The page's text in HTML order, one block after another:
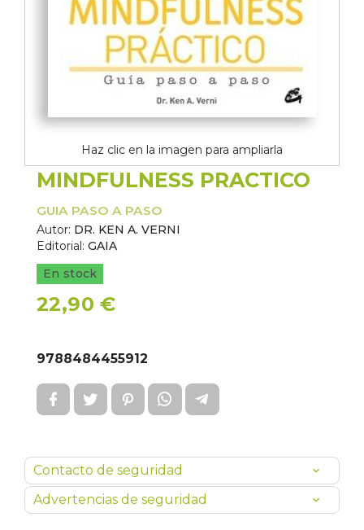
Haz clic en la imagen para ampliarla
MINDFULNESS PRACTICO
GUIA PASO A PASO
Autor: DR. KEN A. VERNI
Editorial: GAIA
En stock
22,90 €
9788484455912
Contacto de seguridad
Advertencias de seguridad